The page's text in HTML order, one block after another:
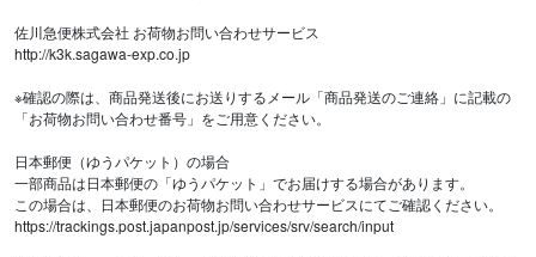
佐川急便株式会社 お荷物お問い合わせサービス
http://k3k.sagawa-exp.co.jp
※確認の際は、商品発送後にお送りするメール「商品発送のご連絡」に記載の
「お荷物お問い合わせ番号」をご用意ください。
日本郵便（ゆうパケット）の場合
一部商品は日本郵便の「ゆうパケット」でお届けする場合があります。
この場合は、日本郵便のお荷物お問い合わせサービスにてご確認ください。
https://trackings.post.japanpost.jp/services/srv/search/input